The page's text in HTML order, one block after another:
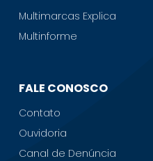
Multimarcas Explica
Multinforme
FALE CONOSCO
Contato
Ouvidoria
Canal de Denúncia